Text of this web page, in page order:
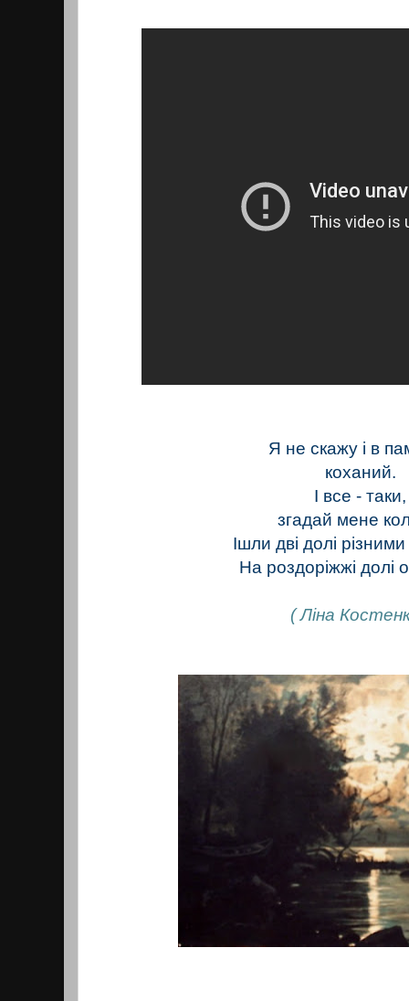
Я не скажу і в
коханий.
І все - таки,
згадай мене
Ішли дві долі
На роздоріжжі долі
( Ліна